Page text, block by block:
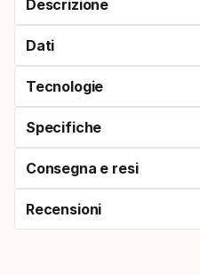
Descrizione
Dati
Tecnologie
Specifiche
Consegna e resi
Recensioni